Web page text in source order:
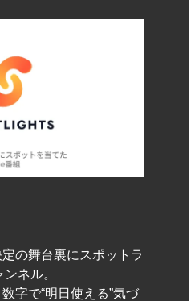
の舞台裏にスポットラ
ネル。
字で“明日使える”気づ